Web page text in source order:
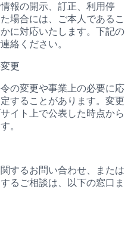
報の開示、訂正、利用停
場合には、ご本人であるこ
に対応いたします。下記の
絡ください。
更
の変更や事業上の必要に応
することがあります。変更
イト上で公表した時点から
。
するお問い合わせ、または
るご相談は、以下の窓口ま